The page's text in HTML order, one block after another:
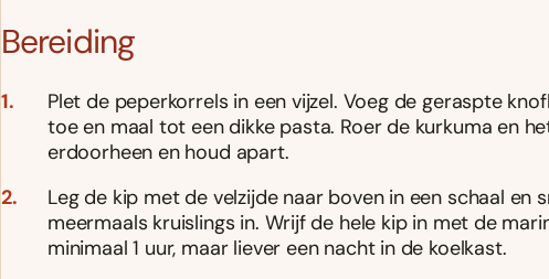
Bereiding
Plet de peperkorrels in een vijzel. Voeg de geraspte
toe en maal tot een dikke pasta. Roer de kurkuma en
erdoorheen en houd apart.
Leg de kip met de velzijde naar boven in een schaal en
meermaals kruislings in. Wrijf de hele kip in met de
minimaal 1 uur, maar liever een nacht in de koelkast.